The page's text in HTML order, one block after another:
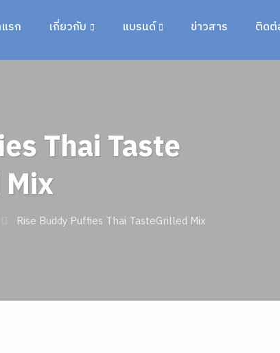
รก เกี่ยวกับ แบรนด์ ข่าวสาร ติดต่
Thai Taste
Rise Buddy Puffies Thai TasteGrilled Mix